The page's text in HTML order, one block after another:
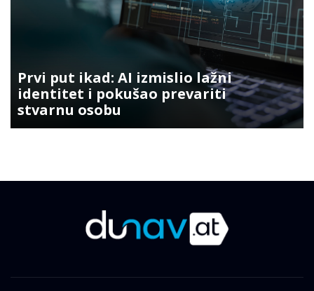
Prvi put ikad: AI izmislio lažni
identitet i pokušao prevariti
stvarnu osobu